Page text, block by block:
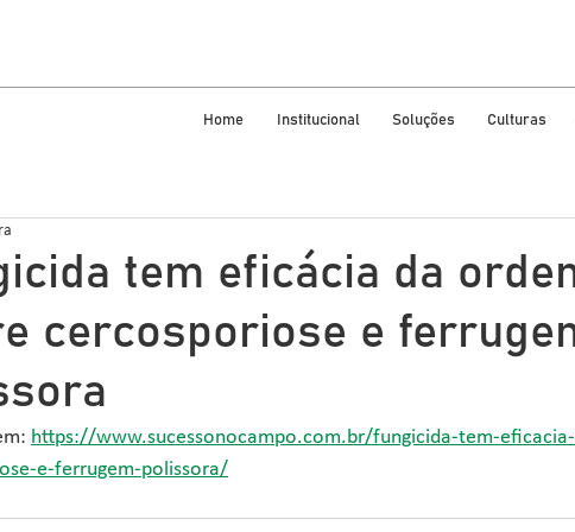
Home Institucional Soluções Culturas
tem eficácia da
cercosporiose e
https://www.sucessonocampo.com.br/fungicida-tem-
e-ferrugem-polissora/